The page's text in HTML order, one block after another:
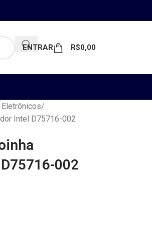
ENTRAR R$0,00
Intel D75716-002
002